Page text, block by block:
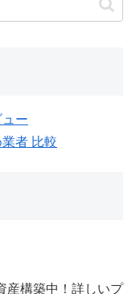
ー
者 比較
産構築中！詳しいプ